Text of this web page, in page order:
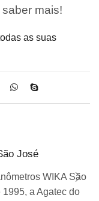
mais!
as suas
José
WIKA São
a Agatec do